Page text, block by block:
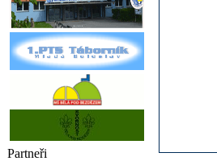
Partneři